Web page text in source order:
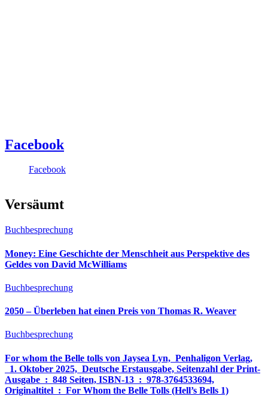
Facebook
Facebook
Versäumt
Buchbesprechung
Money: Eine Geschichte der Menschheit aus Perspektive des
Geldes von David McWilliams
Buchbesprechung
2050 – Überleben hat einen Preis von Thomas R. Weaver
Buchbesprechung
For whom the Belle tolls von Jaysea Lyn, ‎ Penhaligon Verlag,
‎ 1. Oktober 2025, ‎ Deutsche Erstausgabe, Seitenzahl der Print-
Ausgabe ‏ : ‎ 848 Seiten, ISBN-13 ‏ : ‎ 978-3764533694,
Originaltitel ‏ : ‎ For Whom the Belle Tolls (Hell’s Bells 1)